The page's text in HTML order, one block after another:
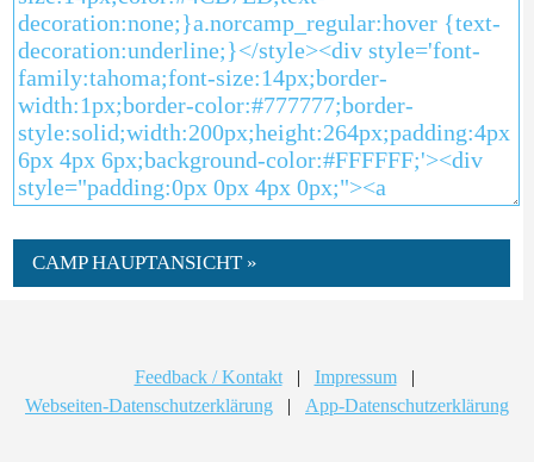
CAMP HAUPTANSICHT »
Feedback / Kontakt | Impressum
|
Webseiten-Datenschutzerklärung
| App-Datenschutzerklärung